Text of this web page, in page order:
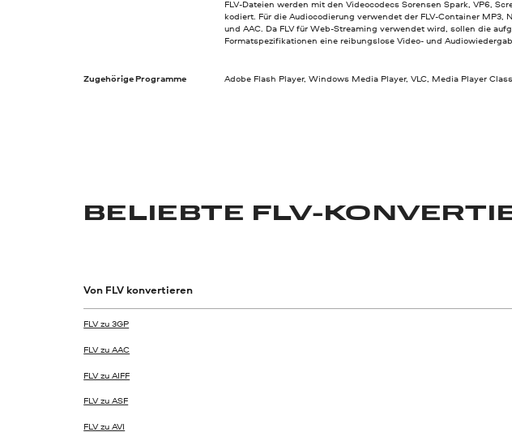
FLV-Dateien werden mit den Videocodecs Sorensen Spark, VP6,
kodiert. Für die Audiocodierung verwendet der FLV-Container MP3,
und AAC. Da FLV für Web-Streaming verwendet wird, sollen die
Formatspezifikationen eine reibungslose Video- und
Zugehörige Programme Adobe Flash Player, Windows Media Player, VLC, Media Player
BELIEBTE FLV-
Von FLV konvertieren
FLV zu 3GP
FLV zu AAC
FLV zu AIFF
FLV zu ASF
FLV zu AVI